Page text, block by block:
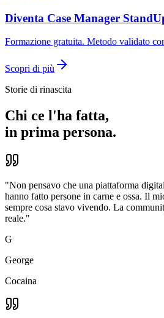
Diventa Case Manager
Formazione gratuita. Metodo validato
Scopri di più
Storie di rinascita
Chi ce l'ha fatta,
in prima persona.
"Non pensavo che una piattaforma
hanno fatto persone in carne e ossa. Il
sempre cosa stavo vivendo. La
reale."
G
George
Cocaina